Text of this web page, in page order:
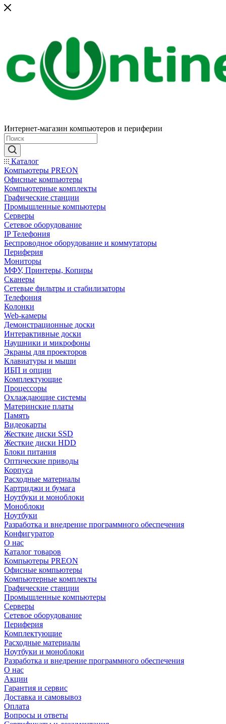
Интернет-магазин компьютеров и периферии
Каталог
Компьютеры PREON
Офисные компьютеры
Компьютерные комплекты
Графические станции
Промышленные компьютеры
Серверы
Сетевое оборудование
IP Телефония
Беспроводное оборудование и коммутаторы
Периферия
Мониторы
МФУ, Принтеры, Копиры
Сканеры
Сетевые фильтры и стабилизаторы
Телефония
Колонки
Web-камеры
Демонстрационные доски
Интерактивные доски
Наушники и микрофоны
Экраны для проекторов
Клавиатуры и мыши
ИБП и опции
Комплектующие
Процессоры
Охлаждающие системы
Материнские платы
Память
Видеокарты
Жесткие диски SSD
Жесткие диски HDD
Блоки питания
Оптические приводы
Корпуса
Расходные материалы
Картриджи и бумага
Ноутбуки и моноблоки
Моноблоки
Ноутбуки
Разработка и внедрение программного обеспечения
Конфигуратор
О нас
Каталог товаров
Компьютеры PREON
Офисные компьютеры
Компьютерные комплекты
Графические станции
Промышленные компьютеры
Серверы
Сетевое оборудование
Периферия
Комплектующие
Расходные материалы
Ноутбуки и моноблоки
Разработка и внедрение программного обеспечения
О нас
Акции
Гарантия и сервис
Доставка и самовывоз
Оплата
Вопросы и ответы